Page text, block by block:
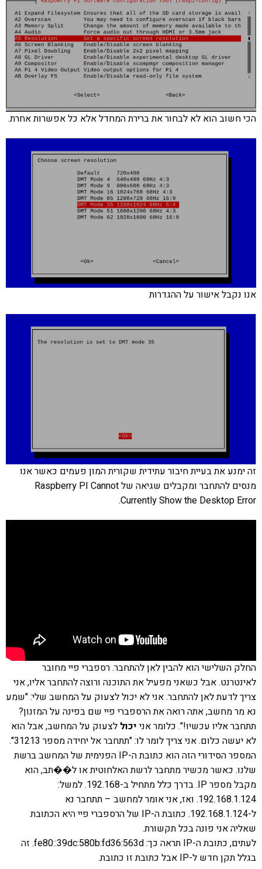
הכי חשוב הוא לא לבחור את ברירת המחדל אלא כל אפשרות אחרת.
אנו נקבל אישור על ההגדרות
זה ימנע את בעיית חיבור עתידית שקורית המון פעמים כאשר אנו
מנסים להתחבר ומקבלים שגיאה של Raspberry PI Cannot
Currently Show the Desktop Error.
החלק השלישי הוא להבין לאן להתחבר. רספברי פיי מחובר
לאינטרנט. אבל כשאני מפעיל את התוכנה ורוצה להתחבר אליו, אני
צריך לדעת לאן להתחבר. אני לא יכול לצעוק על המחשב שלי: "שמע
נא מר מחשב, אתה רואה את הרספברי פיי שם בפינה על המזנון?
תתחבר אליו עכשיו!". כלומר אני יכול לצעוק על המחשב, אבל הוא
לא יעשה כלום. אני צריך לומר לו: "תתחבר אל יחידה מספר 31213".
המספר הסידורי הזה הוא כתובת ה-IP הפנימית של המחשב ברשת
שלנו. כאשר מכשיר מתחבר לרשת האלחוטית או ל��תב, הוא
מקבל מספר IP. בדרך כלל מתחיל ב-192.168. למשל:
192.168.1.124. ואז, אני אומר למחשב – תתחבר נא
ל-192.168.1.124. כתובת ה-IP של הרספברי פיי היא הכתובת
שאליה אני פונה בכל תקשורת.
לעתים, כתובת ה-IP תראה כך: fe80::39dc:580b:fd36:563d. זה
בגלל תקן חדש ל-IP אבל כתובת זו כתובת.